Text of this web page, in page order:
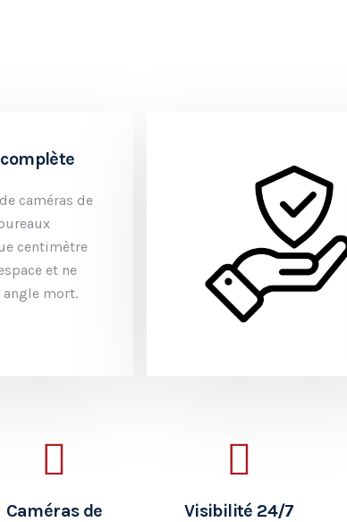
caméras de
centimètre
et ne
mort.
Caméras de
Visibilité 24/7